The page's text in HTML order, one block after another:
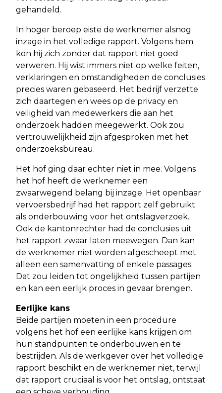
gehandeld.
In hoger beroep eiste de werknemer alsnog
inzage in het volledige rapport. Volgens hem
kon hij zich zonder dat rapport niet goed
verweren. Hij wist immers niet op welke feiten,
verklaringen en omstandigheden de conclusies
precies waren gebaseerd. Het bedrijf verzette
zich daartegen en wees op de privacy en
veiligheid van medewerkers die aan het
onderzoek hadden meegewerkt. Ook zou
vertrouwelijkheid zijn afgesproken met het
onderzoeksbureau.
Het hof ging daar echter niet in mee. Volgens
het hof heeft de werknemer een
zwaarwegend belang bij inzage. Het openbaar
vervoersbedrijf had het rapport zelf gebruikt
als onderbouwing voor het ontslagverzoek.
Ook de kantonrechter had de conclusies uit
het rapport zwaar laten meewegen. Dan kan
de werknemer niet worden afgescheept met
alleen een samenvatting of enkele passages.
Dat zou leiden tot ongelijkheid tussen partijen
en kan een eerlijk proces in gevaar brengen.
Eerlijke kans
Beide partijen moeten in een procedure
volgens het hof een eerlijke kans krijgen om
hun standpunten te onderbouwen en te
bestrijden. Als de werkgever over het volledige
rapport beschikt en de werknemer niet, terwijl
dat rapport cruciaal is voor het ontslag, ontstaat